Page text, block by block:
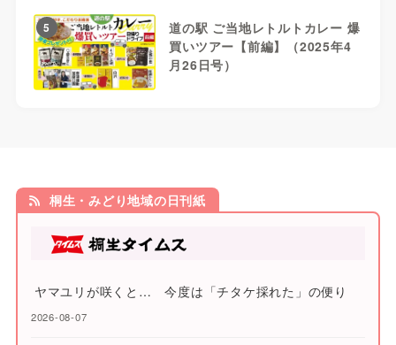
5
道の駅 ご当地レトルトカレー 爆
買いツアー【前編】（2025年4
月26日号）
桐生・みどり地域の日刊紙
ヤマユリが咲くと… 今度は「チタケ採れた」の便り
2026-08-07